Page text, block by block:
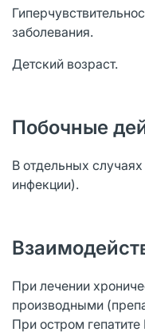
заболевания.
Детский возраст.
Побочные
В отдельных
инфекции).
При лечении
производными
При остром